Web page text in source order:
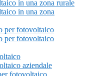
in una zona rurale
in una zona
per fotovoltaico
per fotovoltaico
aziendale